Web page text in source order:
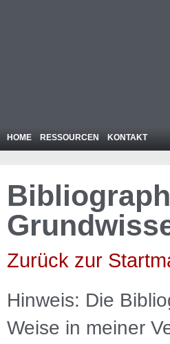
HOME RESSOURCEN KONTAKT
Zurück zur
Hinweis: Die
Weise in meiner